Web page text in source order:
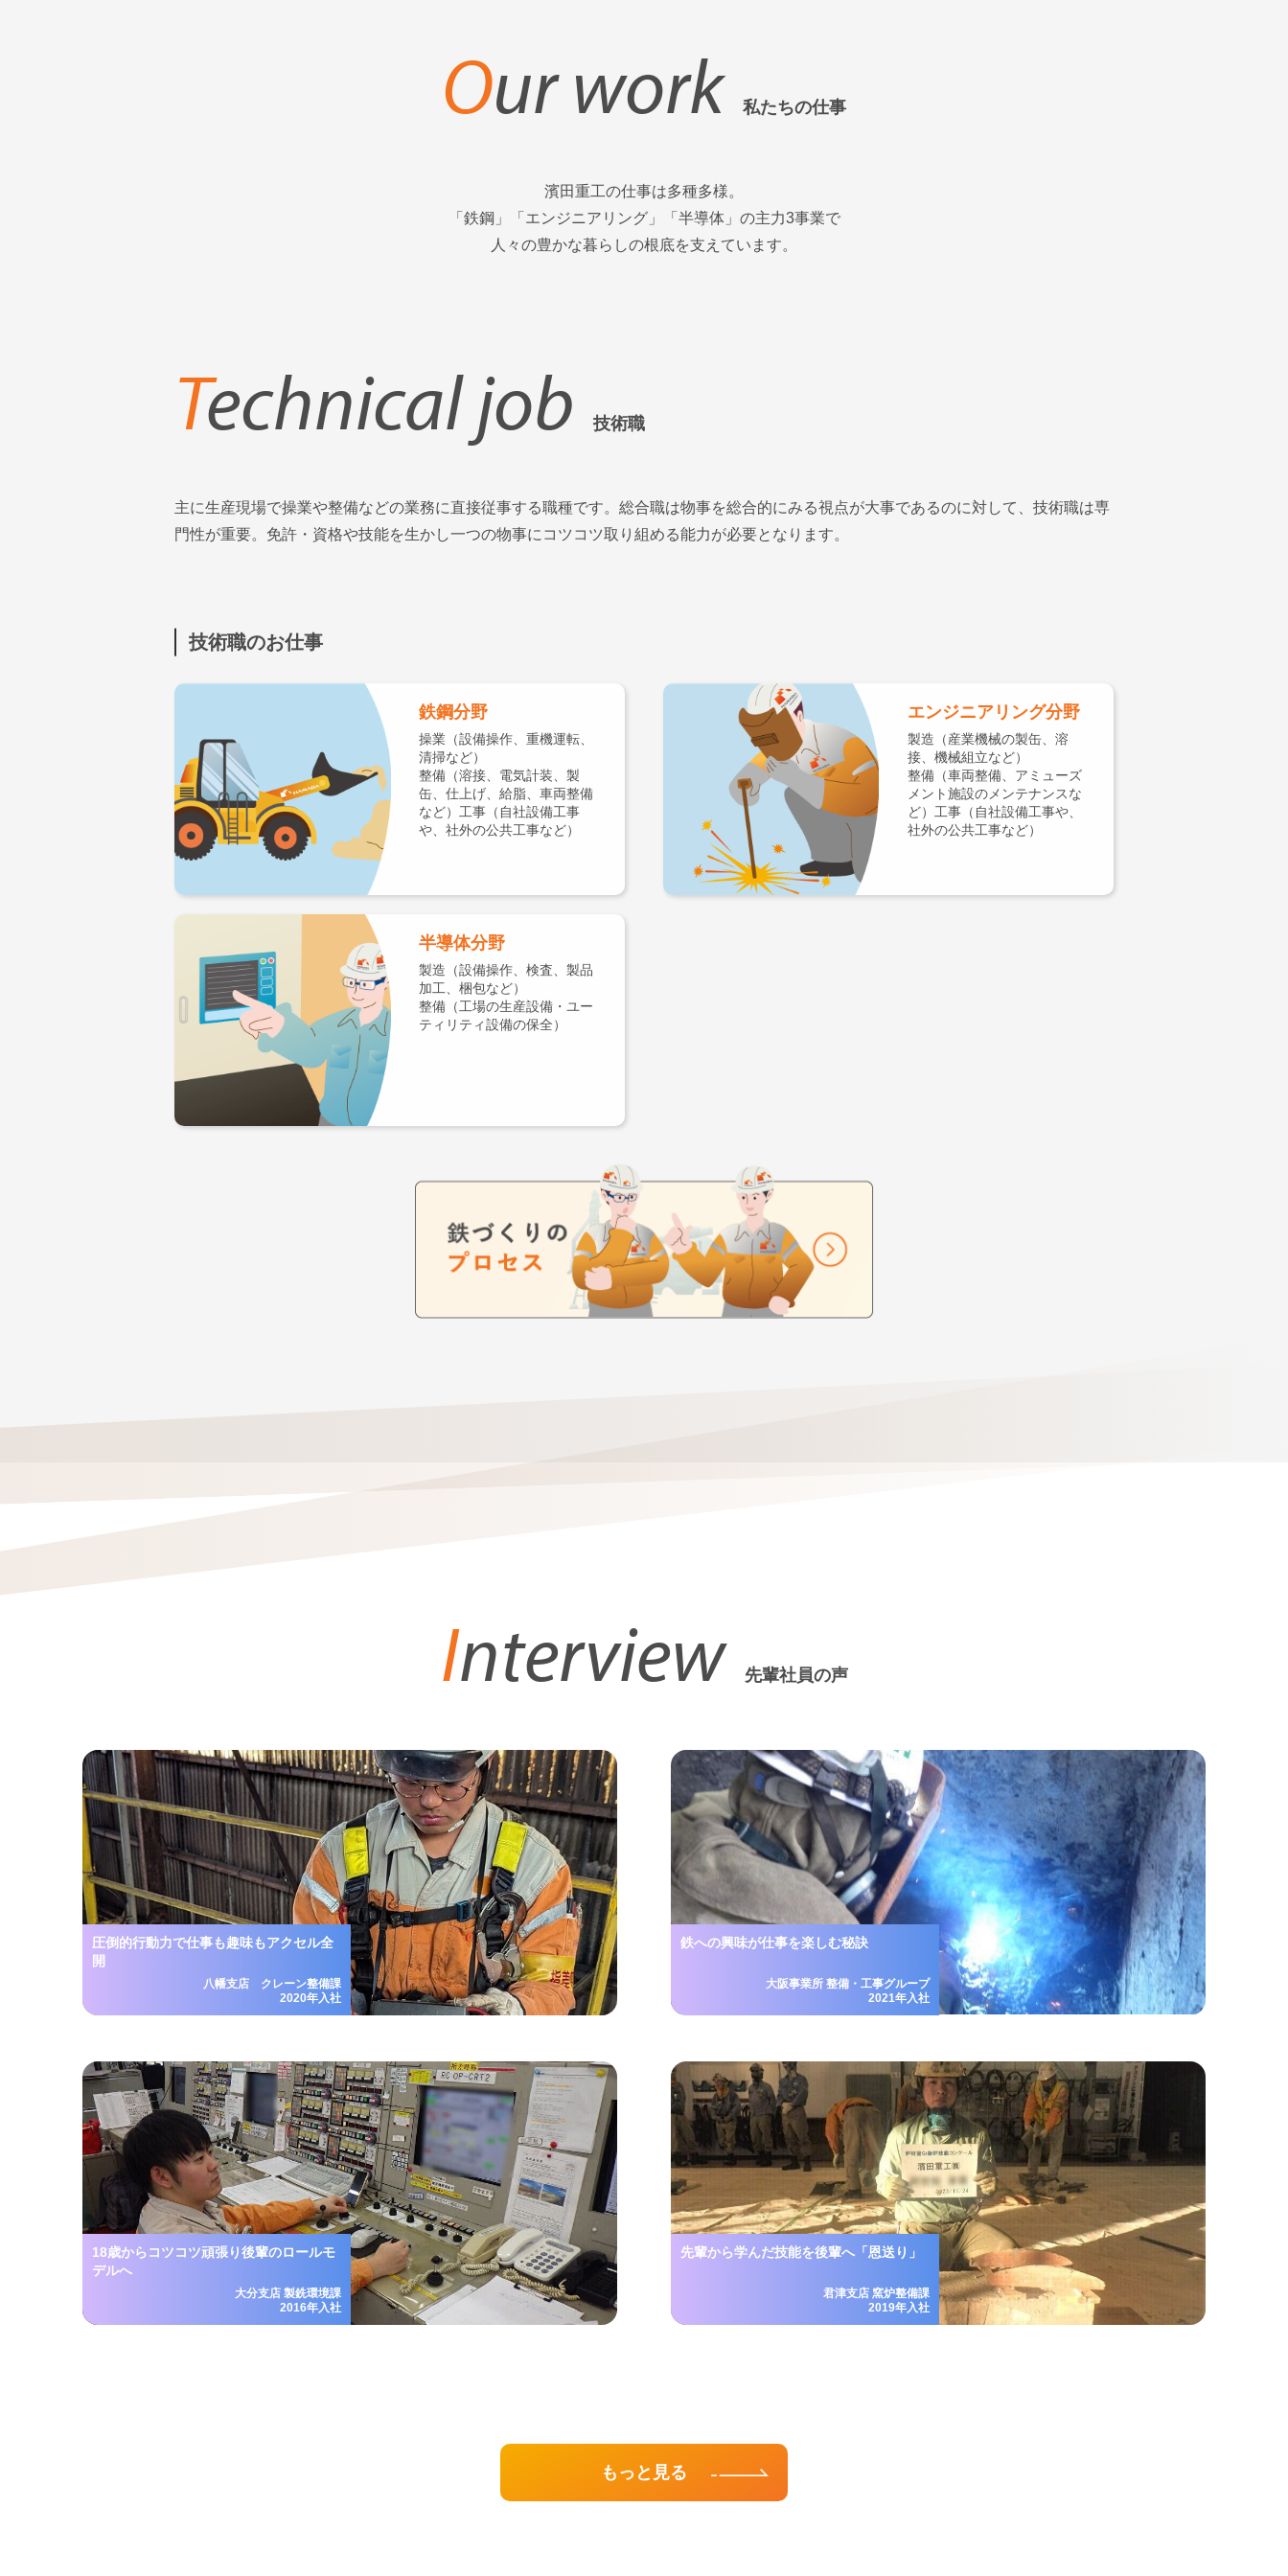
Our work 私たちの仕事
濱田重工の仕事は多種多様。
「鉄鋼」「エンジニアリング」「半導体」の主力3事業で
人々の豊かな暮らしの根底を支えています。
Technical job 技術職
主に生産現場で操業や整備などの業務に直接従事する職種です。総合職は物事を総合的にみる視点が大事であるのに対して、技術職は専
門性が重要。免許・資格や技能を生かし一つの物事にコツコツ取り組める能力が必要となります。
技術職のお仕事
鉄鋼分野
操業（設備操作、重機運転、
清掃など）
整備（溶接、電気計装、製
缶、仕上げ、給脂、車両整備
など）工事（自社設備工事
や、社外の公共工事など）
エンジニアリング分野
製造（産業機械の製缶、溶
接、機械組立など）
整備（車両整備、アミューズ
メント施設のメンテナンスな
ど）工事（自社設備工事や、
社外の公共工事など）
半導体分野
製造（設備操作、検査、製品
加工、梱包など）
整備（工場の生産設備・ユー
ティリティ設備の保全）
Interview 先輩社員の声
圧倒的行動力で仕事も趣味もアクセル全
開
八幡支店 クレーン整備課
2020年入社
鉄への興味が仕事を楽しむ秘訣
大阪事業所 整備・工事グループ
2021年入社
18歳からコツコツ頑張り後輩のロールモ
デルへ
大分支店 製銑環境課
2016年入社
先輩から学んだ技能を後輩へ「恩送り」
君津支店 窯炉整備課
2019年入社
もっと見る